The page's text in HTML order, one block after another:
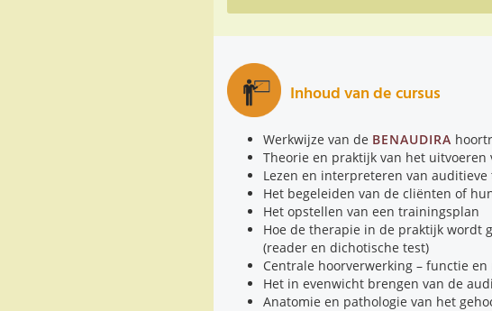
Inhoud van de cursus
Werkwijze van de BENAUDIRA
Theorie en praktijk van het uitvoeren
Lezen en interpreteren van auditieve
Het begeleiden van de cliënten of
Het opstellen van een trainingsplan
Hoe de therapie in de praktijk wordt
(reader en dichotische test)
Centrale hoorverwerking – functie
Het in evenwicht brengen van de
Anatomie en pathologie van het